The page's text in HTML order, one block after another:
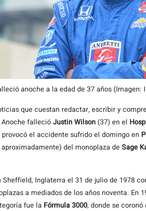
anoche a la edad de 37 años (Imagen:
que cuestan redactar, escribir y
fallecióJustin Wilson (37) en el
el accidente sufrido el domingo en
del monoplaza de Sage
Inglaterra el 31 de julio de 1978
a mediados de los años noventa. En
fue la Fórmula 3000, donde se